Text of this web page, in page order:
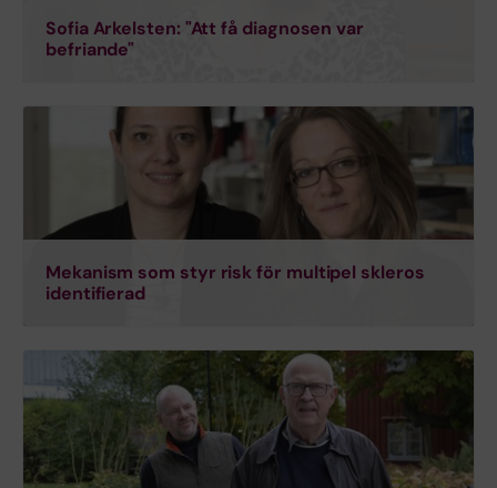
Sofia Arkelsten: "Att få diagnosen var
befriande"
Mekanism som styr risk för multipel skleros
identifierad